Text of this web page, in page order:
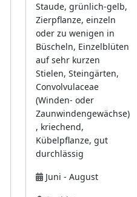
Staude, grünlich-gelb,
Zierpflanze, einzeln
oder zu wenigen in
Büscheln, Einzelblüten
auf sehr kurzen
Stielen, Steingärten,
Convolvulaceae
(Winden- oder
Zaunwindengewächse)
, kriechend,
Kübelpflanze, gut
durchlässig
Juni - August